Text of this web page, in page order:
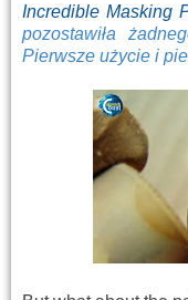
Incredible Masking
pozostawiła
Pierwsze użycie i